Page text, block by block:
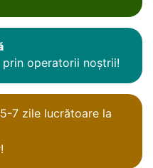
operatorii noștrii!
7 zile lucrătoare la